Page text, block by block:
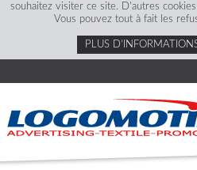
souhaitez visiter ce site. D'autres
Vous pouvez tout à fait les
PLUS